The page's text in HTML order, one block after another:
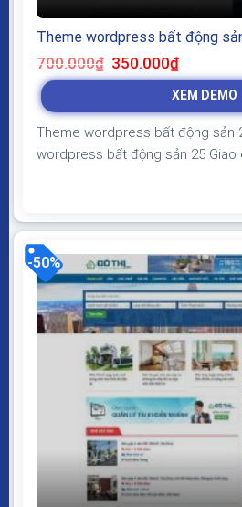
Theme wordpress bất động
700.000₫ Giá
gốc
là:
350.000₫Giá
tại
là:
XEM DEMO
Theme wordpress bất động sản
wordpress bất động sản 25 Giao
dễ dàng sử dụng Thiết kế chuẩn
tối ưu với các công cụ tìm kiếm
-50%